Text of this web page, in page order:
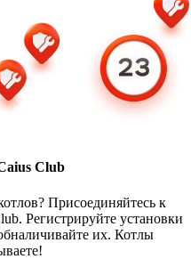
Club
Присоединяйтесь к
Регистрируйте установки
их. Котлы